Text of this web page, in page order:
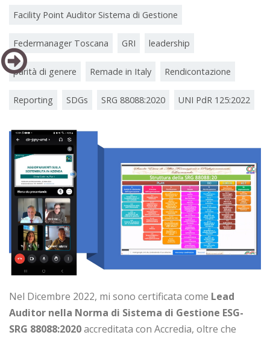
Facility Point Auditor Sistema di Gestione
Federmanager Toscana GRI leadership
parità di genere Remade in Italy Rendicontazione
Reporting SDGs SRG 88088:2020 UNI PdR 125:2022
Nel Dicembre 2022, mi sono certificata come Lead
Auditor nella Norma di Sistema di Gestione ESG-
SRG 88088:2020accreditata con Accredia, oltre che